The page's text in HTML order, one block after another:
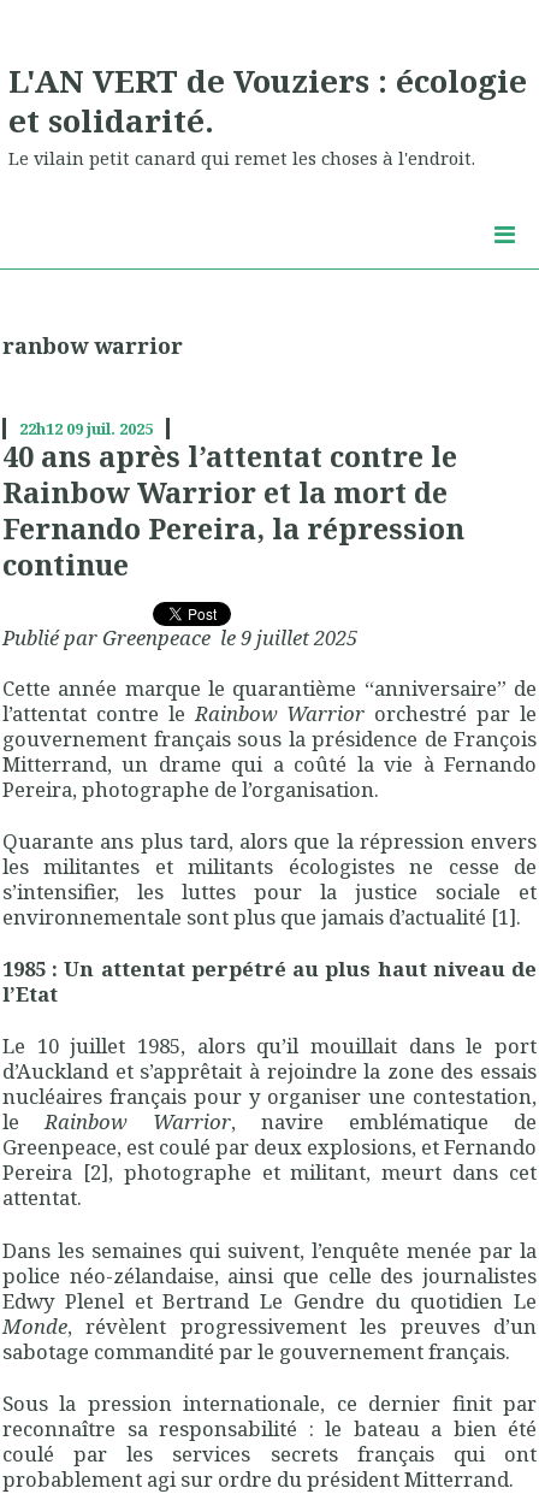
L'AN VERT de Vouziers : écologie
et solidarité.
Le vilain petit canard qui remet les choses à l'endroit.
ranbow warrior
22h12 09juil. 2025
40 ans après l’attentat contre le
Rainbow Warrior et la mort de
Fernando Pereira, la répression
continue
Publié par Greenpeace le 9 juillet 2025
Cette année marque le quarantième “anniversaire” de
l’attentat contre le Rainbow Warrior orchestré par le
gouvernement français sous la présidence de François
Mitterrand, un drame qui a coûté la vie à Fernando
Pereira, photographe de l’organisation.
Quarante ans plus tard, alors que la répression envers
les militantes et militants écologistes ne cesse de
s’intensifier, les luttes pour la justice sociale et
environnementale sont plus que jamais d’actualité [1].
1985 : Un attentat perpétré au plus haut niveau de
l’Etat
Le 10 juillet 1985, alors qu’il mouillait dans le port
d’Auckland et s’apprêtait à rejoindre la zone des essais
nucléaires français pour y organiser une contestation,
leRainbow Warrior, navire emblématique de
Greenpeace, est coulé par deux explosions, et Fernando
Pereira [2], photographe et militant, meurt dans cet
attentat.
Dans les semaines qui suivent, l’enquête menée par la
police néo-zélandaise, ainsi que celle des journalistes
Edwy Plenel et Bertrand Le Gendre du quotidien Le
Monde, révèlent progressivement les preuves d’un
sabotage commandité par le gouvernement français.
Sous la pression internationale, ce dernier finit par
reconnaître sa responsabilité : le bateau a bien été
coulé par les services secrets français qui ont
probablement agi sur ordre du président Mitterrand.